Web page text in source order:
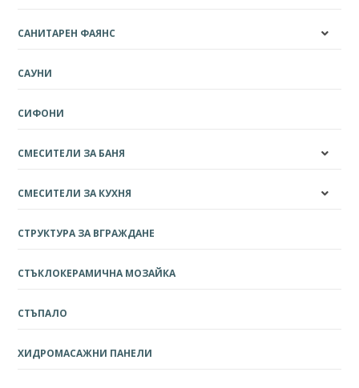
САНИТАРЕН ФАЯНС
САУНИ
СИФОНИ
СМЕСИТЕЛИ ЗА БАНЯ
СМЕСИТЕЛИ ЗА КУХНЯ
СТРУКТУРА ЗА ВГРАЖДАНЕ
СТЪКЛОКЕРАМИЧНА МОЗАЙКА
СТЪПАЛО
ХИДРОМАСАЖНИ ПАНЕЛИ